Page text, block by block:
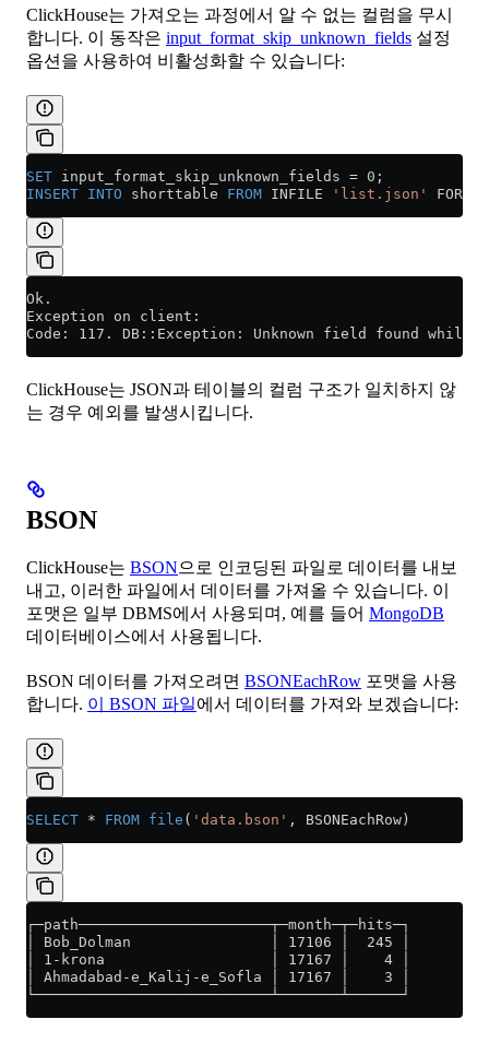
ClickHouse는 가져오는 과정에서 알 수 없는 컬럼을 무시
합니다. 이 동작은 input_format_skip_unknown_fields 설정
옵션을 사용하여 비활성화할 수 있습니다:
SET input_format_skip_unknown_fields = 0 ;
INSERT INTO shorttable FROM INFILE 'list.json'
Ok.
Exception on client:
Code: 117. DB::Exception: Unknown field found
ClickHouse는 JSON과 테이블의 컬럼 구조가 일치하지 않
는 경우 예외를 발생시킵니다.
BSON
ClickHouse는 BSON으로 인코딩된 파일로 데이터를 내보
내고, 이러한 파일에서 데이터를 가져올 수 있습니다. 이
포맷은 일부 DBMS에서 사용되며, 예를 들어 MongoDB
데이터베이스에서 사용됩니다.
BSON 데이터를 가져오려면 BSONEachRow 포맷을 사용
합니다. 이 BSON 파일에서 데이터를 가져와 보겠습니다:
SELECT * FROM file ( 'data.bson' , BSONEachRow)
┌─path──────────────────────┬─month─┬─hits─┐
│ Bob_Dolman                │ 17106 │  245 │
│ 1-krona                   │ 17167 │    4 │
│ Ahmadabad-e_Kalij-e_Sofla │ 17167 │    3 │
└───────────────────────────┴───────┴──────┘